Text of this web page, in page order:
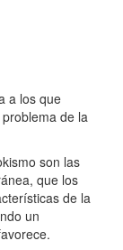
a los que
de la
son las
que los
de la
un